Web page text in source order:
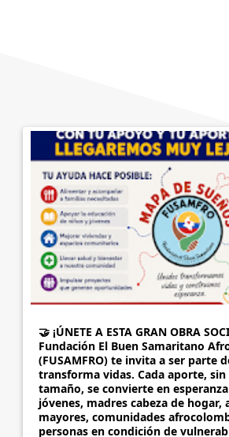
🤝 ¡ÚNETE A ESTA GRAN OBRA
Fundación El Buen Samaritano
(FUSAMFRO) te invita a ser parte
transforma vidas. Cada aporte,
tamaño, se convierte en
jóvenes, madres cabeza de hogar,
mayores, comunidades
personas en condición de